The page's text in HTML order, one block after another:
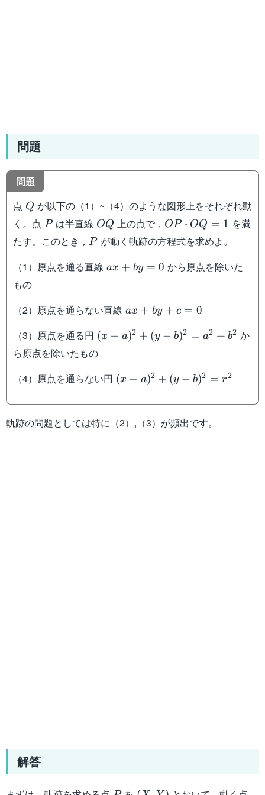
問題
問題
点 Q
Q が以下の（1）~（4）のような図形上をそれぞれ動
く。点 P
Pは半直線 OQ
OQ 上の点で， OP\cdot
OQ=1
OP ⋅ OQ = 1 を満
たす。このとき，P
Pが動く軌跡の方程式を求めよ。
（1）原点を通る直線 ax+by=0
ax + by = 0 から原点を除いた
もの
（2）原点を通らない直線 ax+by+c=0
ax + by + c = 0
（3）原点を通る円 (x-a)^2+(y-
(x − a)2 + (y − b)2 = a2 + b2 か
ら原点を除いたもの
（4）原点を通らない円 (x-a)^2+
(y-
b)^2=r^2
(x − a)2 + (y − b)2 = r2
軌跡の問題としては特に（2）,（3）が頻出です。
解答
P (X,Y)